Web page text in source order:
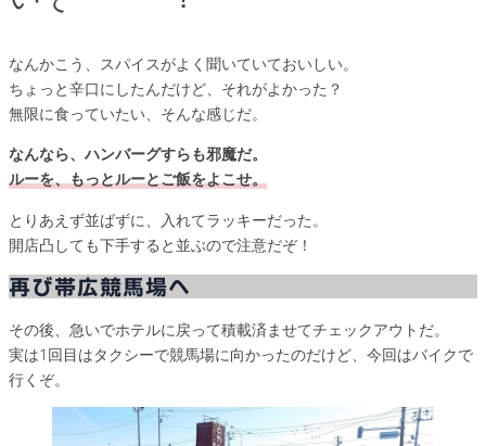
なんかこう、スパイスがよく聞いていておいしい。
ちょっと辛口にしたんだけど、それがよかった？
無限に食っていたい、そんな感じだ。
なんなら、ハンバーグすらも邪魔だ。
ルーを、もっとルーとご飯をよこせ。
とりあえず並ばずに、入れてラッキーだった。
開店凸しても下手すると並ぶので注意だぞ！
再び帯広競馬場へ
その後、急いでホテルに戻って積載済ませてチェックアウトだ。
実は1回目はタクシーで競馬場に向かったのだけど、今回はバイクで
行くぞ。